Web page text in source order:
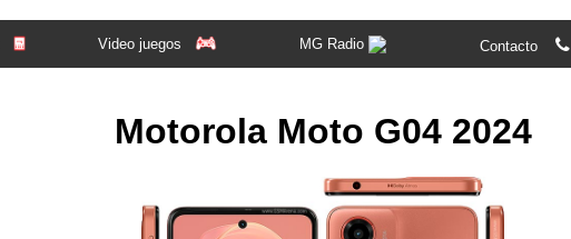
Video juegos MG Radio Contacto
Motorola Moto G04 2024